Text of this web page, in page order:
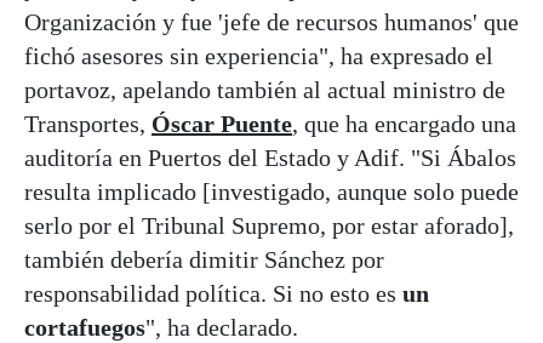
Organización y fue 'jefe de recursos humanos' que
fichó asesores sin experiencia", ha expresado el
portavoz, apelando también al actual ministro de
Transportes, Óscar Puente, que ha encargado una
auditoría en Puertos del Estado y Adif. "Si Ábalos
resulta implicado [investigado, aunque solo puede
serlo por el Tribunal Supremo, por estar aforado],
también debería dimitir Sánchez por
responsabilidad política. Si no esto es un
cortafuegos", ha declarado.